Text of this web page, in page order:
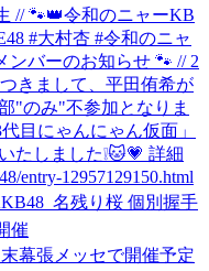
// 🐾👑令和のニャーKB
#大村杏 #令和のニャ
ンバーのお知らせ 🐾 // 2
きまして、平田侑希が
"のみ"不参加となりま
目にゃんにゃん仮面」
たしました❕🐱💗 詳細
entry-12957129150.html
名残り桜 個別握手
催
メッセで開催予定